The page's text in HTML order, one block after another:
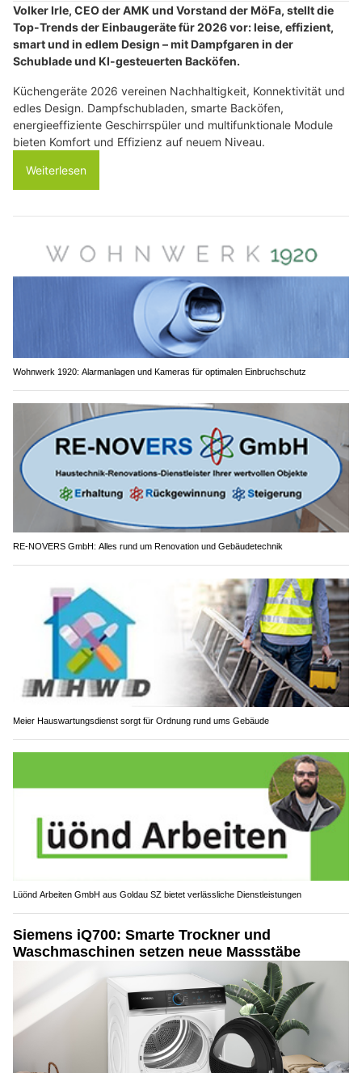
Volker Irle, CEO der AMK und Vorstand der MöFa, stellt die
Top-Trends der Einbaugeräte für 2026 vor: leise, effizient,
smart und in edlem Design – mit Dampfgaren in der
Schublade und KI-gesteuerten Backöfen.
Küchengeräte 2026 vereinen Nachhaltigkeit, Konnektivität und
edles Design. Dampfschubladen, smarte Backöfen,
energieeffiziente Geschirrspüler und multifunktionale Module
bieten Komfort und Effizienz auf neuem Niveau.
Weiterlesen
Wohnwerk 1920: Alarmanlagen und Kameras für optimalen Einbruchschutz
RE-NOVERS GmbH: Alles rund um Renovation und Gebäudetechnik
Meier Hauswartungsdienst sorgt für Ordnung rund ums Gebäude
Lüönd Arbeiten GmbH aus Goldau SZ bietet verlässliche Dienstleistungen
Siemens iQ700: Smarte Trockner und
Waschmaschinen setzen neue Massstäbe